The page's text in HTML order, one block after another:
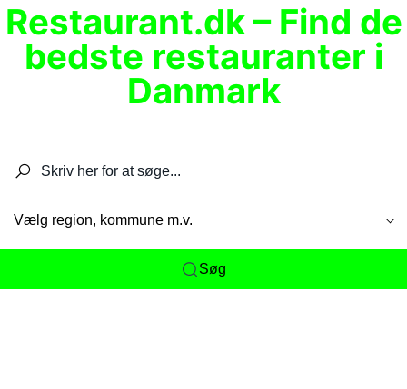
Restaurant.dk – Find de
bedste restauranter i
Danmark
Vælg region, kommune m.v.
Søg